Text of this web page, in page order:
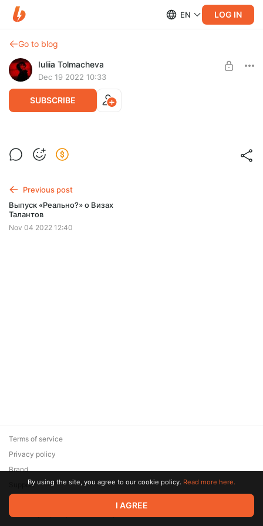
EN LOG IN
Go to blog
Iuliia Tolmacheva
Dec 19 2022 10:33
SUBSCRIBE
8 советов о теле для каждой девушки
Материалы бегового клуба Бегаешь как девчонка от Наташи
никогда.
Previous post
Выпуск «‎Реально?» о Визах
Талантов
Nov 04 2022 12:40
© 2026 Zaya Solutions Limited. All rights reserved. All trademarks
are the property of their respective owners.
Terms of service
Privacy policy
Brand
SupportBy using the site, you agree to our cookie policy. Read more here.
I AGREE